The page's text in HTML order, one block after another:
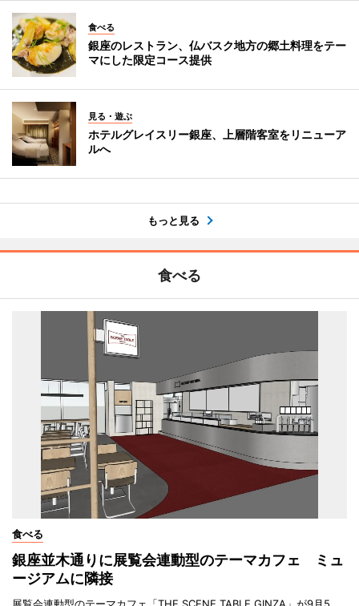
食べる
銀座のレストラン、仏バスク地方の郷土料理をテー
マにした限定コース提供
見る・遊ぶ
ホテルグレイスリー銀座、上層階客室をリニューア
ルへ
もっと見る
食べる
食べる
銀座並木通りに展覧会連動型のテーマカフェ ミュ
ージアムに隣接